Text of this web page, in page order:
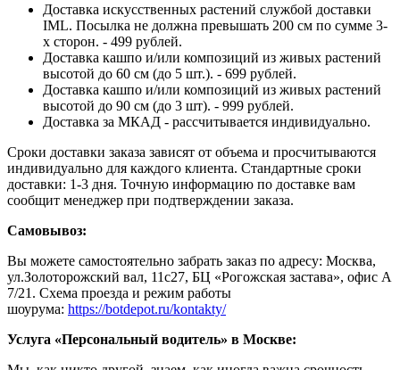
Доставка искусственных растений службой доставки
IML. Посылка не должна превышать 200 см по сумме 3-
х сторон. - 499 рублей.
Доставка кашпо и/или композиций из живых растений
высотой до 60 см (до 5 шт.). - 699 рублей.
Доставка кашпо и/или композиций из живых растений
высотой до 90 см (до 3 шт). - 999 рублей.
Доставка за МКАД - рассчитывается индивидуально.
Сроки доставки заказа зависят от объема и просчитываются
индивидуально для каждого клиента. Стандартные сроки
доставки: 1-3 дня. Точную информацию по доставке вам
сообщит менеджер при подтверждении заказа.
Самовывоз:
Вы можете самостоятельно забрать заказ по адресу: Москва,
ул.Золоторожский вал, 11с27, БЦ «Рогожская застава», офис А
7/21. Схема проезда и режим работы
шоурума: https://botdepot.ru/kontakty/
Услуга «Персональный водитель» в Москве: